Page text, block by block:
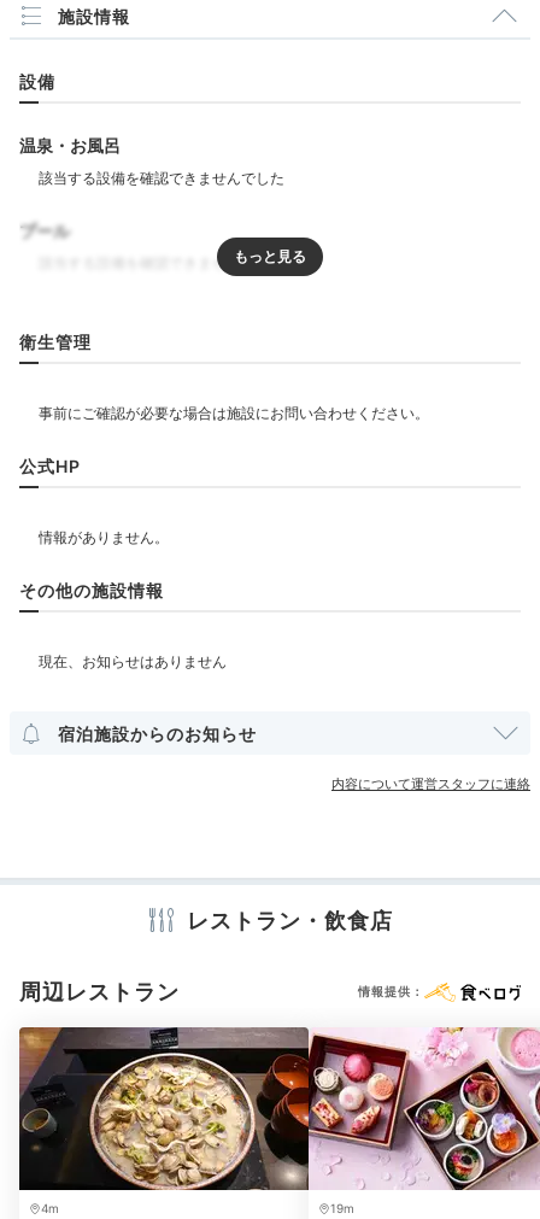
施設情報
設備
温泉・お風呂
プール
ジム・フィットネス
飲食
レストラン
ベビー＆子供関連
部屋情報
宴会場 クリーニングサービス
バスローブ 浴衣 歯ブラシ カミソリ シャンプー リンス
電気ポット 加湿器
衛生管理
公式HP
その他の施設情報
宿泊施設からのお知らせ
内容について運営スタッフに連絡
レストラン・飲食店
周辺レストラン 情報提供：
4m 19m